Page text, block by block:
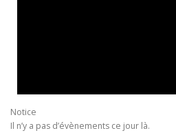
Notice
Il n’y a pas d’évènements ce jour là.